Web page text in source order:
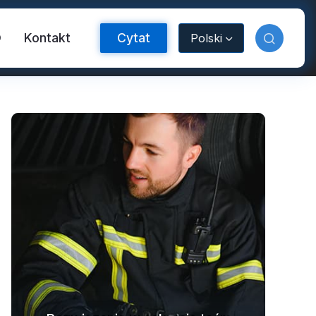
Kontakt Cytat Polski
odblaskowa FR